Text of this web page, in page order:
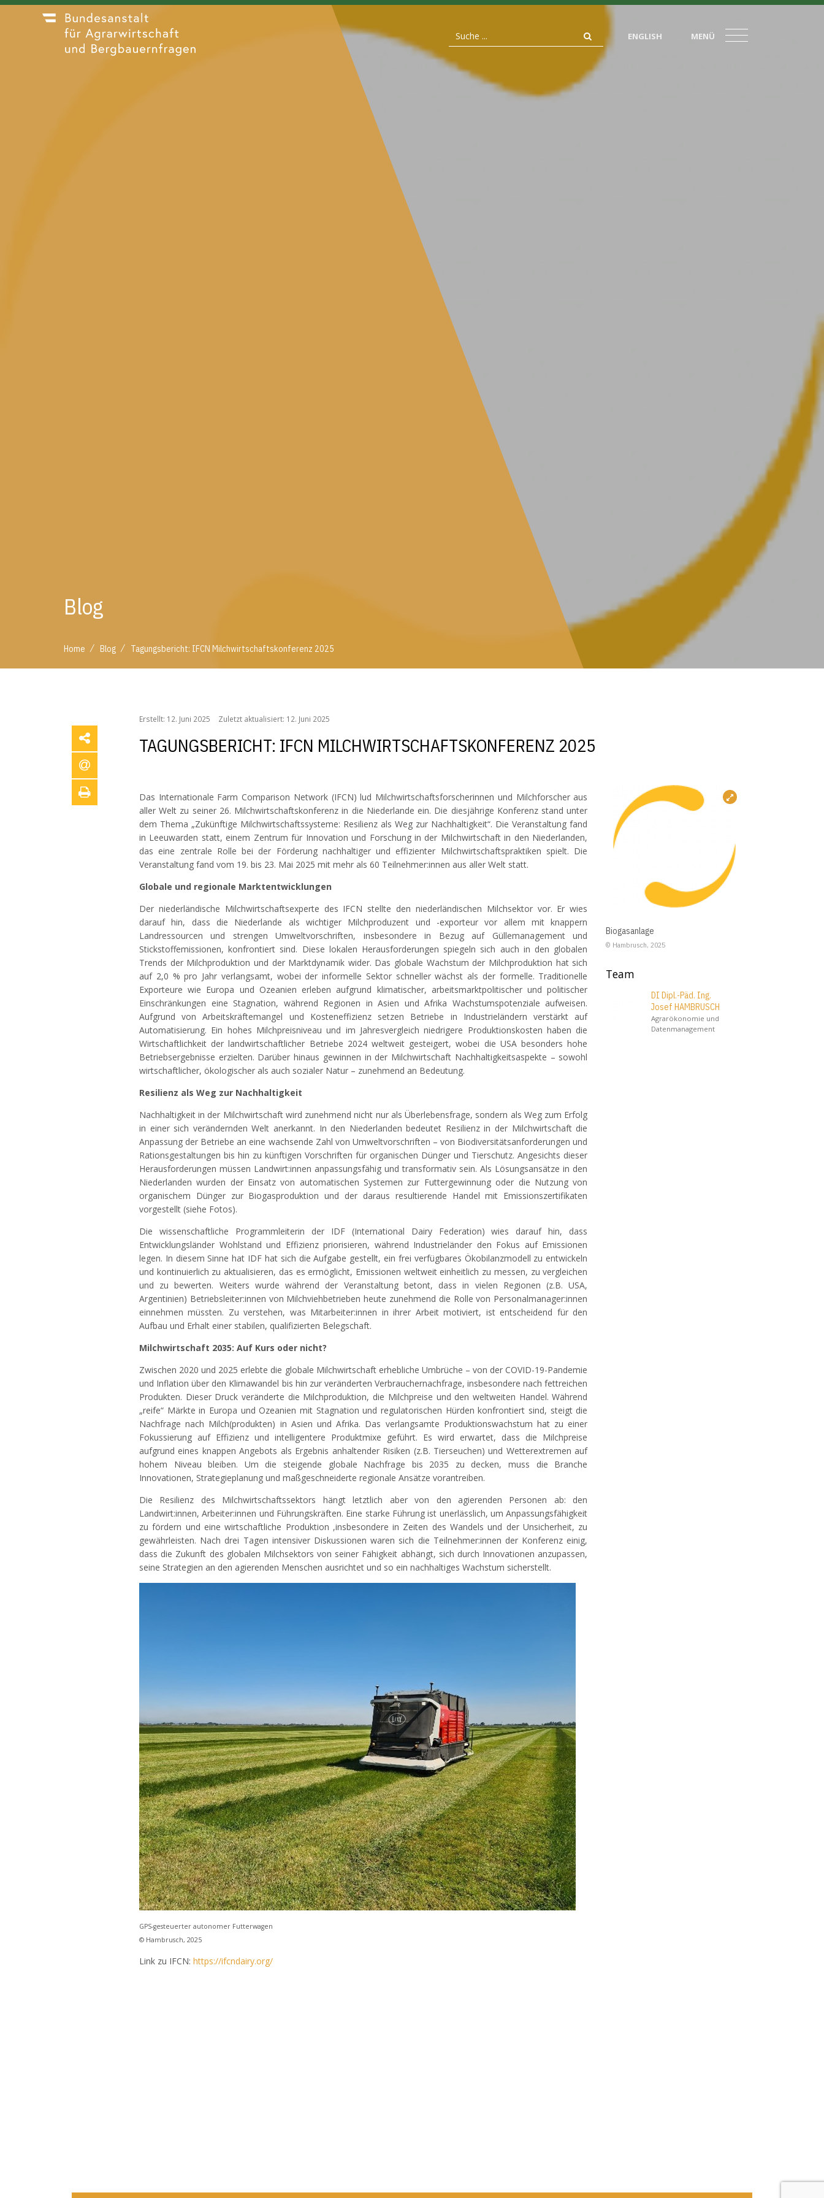
ENGLISH MENÜ
Blog
Home / Blog / Tagungsbericht: IFCN Milchwirtschaftskonferenz 2025
Erstellt: 12. Juni 2025 Zuletzt aktualisiert: 12. Juni 2025
TAGUNGSBERICHT: IFCN MILCHWIRTSCHAFTSKONFERENZ 2025
Das Internationale Farm Comparison Network (IFCN) lud Milchwirtschaftsforscherinnen und Milchforscher aus
aller Welt zu seiner 26. Milchwirtschaftskonferenz in die Niederlande ein. Die diesjährige Konferenz stand unter
dem Thema „Zukünftige Milchwirtschaftssysteme: Resilienz als Weg zur Nachhaltigkeit“. Die Veranstaltung fand
in Leeuwarden statt, einem Zentrum für Innovation und Forschung in der Milchwirtschaft in den Niederlanden,
das eine zentrale Rolle bei der Förderung nachhaltiger und effizienter Milchwirtschaftspraktiken spielt. Die
Veranstaltung fand vom 19. bis 23. Mai 2025 mit mehr als 60 Teilnehmer:innen aus aller Welt statt.
Globale und regionale Marktentwicklungen
Der niederländische Milchwirtschaftsexperte des IFCN stellte den niederländischen Milchsektor vor. Er wies
darauf hin, dass die Niederlande als wichtiger Milchproduzent und -exporteur vor allem mit knappern
Landressourcen und strengen Umweltvorschriften, insbesondere in Bezug auf Güllemanagement und
Stickstoffemissionen, konfrontiert sind. Diese lokalen Herausforderungen spiegeln sich auch in den globalen
Trends der Milchproduktion und der Marktdynamik wider. Das globale Wachstum der Milchproduktion hat sich
auf 2,0 % pro Jahr verlangsamt, wobei der informelle Sektor schneller wächst als der formelle. Traditionelle
Exporteure wie Europa und Ozeanien erleben aufgrund klimatischer, arbeitsmarktpolitischer und politischer
Einschränkungen eine Stagnation, während Regionen in Asien und Afrika Wachstumspotenziale aufweisen.
Aufgrund von Arbeitskräftemangel und Kosteneffizienz setzen Betriebe in Industrieländern verstärkt auf
Automatisierung. Ein hohes Milchpreisniveau und im Jahresvergleich niedrigere Produktionskosten haben die
Wirtschaftlichkeit der landwirtschaftlicher Betriebe 2024 weltweit gesteigert, wobei die USA besonders hohe
Betriebsergebnisse erzielten. Darüber hinaus gewinnen in der Milchwirtschaft Nachhaltigkeitsaspekte – sowohl
wirtschaftlicher, ökologischer als auch sozialer Natur – zunehmend an Bedeutung.
Resilienz als Weg zur Nachhaltigkeit
Nachhaltigkeit in der Milchwirtschaft wird zunehmend nicht nur als Überlebensfrage, sondern als Weg zum Erfolg
in einer sich verändernden Welt anerkannt. In den Niederlanden bedeutet Resilienz in der Milchwirtschaft die
Anpassung der Betriebe an eine wachsende Zahl von Umweltvorschriften – von Biodiversitätsanforderungen und
Rationsgestaltungen bis hin zu künftigen Vorschriften für organischen Dünger und Tierschutz. Angesichts dieser
Herausforderungen müssen Landwirt:innen anpassungsfähig und transformativ sein. Als Lösungsansätze in den
Niederlanden wurden der Einsatz von automatischen Systemen zur Futtergewinnung oder die Nutzung von
organischem Dünger zur Biogasproduktion und der daraus resultierende Handel mit Emissionszertifikaten
vorgestellt (siehe Fotos).
Die wissenschaftliche Programmleiterin der IDF (International Dairy Federation) wies darauf hin, dass
Entwicklungsländer Wohlstand und Effizienz priorisieren, während Industrieländer den Fokus auf Emissionen
legen. In diesem Sinne hat IDF hat sich die Aufgabe gestellt, ein frei verfügbares Ökobilanzmodell zu entwickeln
und kontinuierlich zu aktualisieren, das es ermöglicht, Emissionen weltweit einheitlich zu messen, zu vergleichen
und zu bewerten. Weiters wurde während der Veranstaltung betont, dass in vielen Regionen (z.B. USA,
Argentinien) Betriebsleiter:innen von Milchviehbetrieben heute zunehmend die Rolle von Personalmanager:innen
einnehmen müssten. Zu verstehen, was Mitarbeiter:innen in ihrer Arbeit motiviert, ist entscheidend für den
Aufbau und Erhalt einer stabilen, qualifizierten Belegschaft.
Milchwirtschaft 2035: Auf Kurs oder nicht?
Zwischen 2020 und 2025 erlebte die globale Milchwirtschaft erhebliche Umbrüche – von der COVID-19-Pandemie
und Inflation über den Klimawandel bis hin zur veränderten Verbrauchernachfrage, insbesondere nach fettreichen
Produkten. Dieser Druck veränderte die Milchproduktion, die Milchpreise und den weltweiten Handel. Während
„reife“ Märkte in Europa und Ozeanien mit Stagnation und regulatorischen Hürden konfrontiert sind, steigt die
Nachfrage nach Milch(produkten) in Asien und Afrika. Das verlangsamte Produktionswachstum hat zu einer
Fokussierung auf Effizienz und intelligentere Produktmixe geführt. Es wird erwartet, dass die Milchpreise
aufgrund eines knappen Angebots als Ergebnis anhaltender Risiken (z.B. Tierseuchen) und Wetterextremen auf
hohem Niveau bleiben. Um die steigende globale Nachfrage bis 2035 zu decken, muss die Branche
Innovationen, Strategieplanung und maßgeschneiderte regionale Ansätze vorantreiben.
Die Resilienz des Milchwirtschaftssektors hängt letztlich aber von den agierenden Personen ab: den
Landwirt:innen, Arbeiter:innen und Führungskräften. Eine starke Führung ist unerlässlich, um Anpassungsfähigkeit
zu fördern und eine wirtschaftliche Produktion ,insbesondere in Zeiten des Wandels und der Unsicherheit, zu
gewährleisten. Nach drei Tagen intensiver Diskussionen waren sich die Teilnehmer:innen der Konferenz einig,
dass die Zukunft des globalen Milchsektors von seiner Fähigkeit abhängt, sich durch Innovationen anzupassen,
seine Strategien an den agierenden Menschen ausrichtet und so ein nachhaltiges Wachstum sicherstellt.
GPS-gesteuerter autonomer Futterwagen
© Hambrusch, 2025
Link zu IFCN: https://ifcndairy.org/
Biogasanlage
© Hambrusch, 2025
Team
DI Dipl.-Päd. Ing.
Josef HAMBRUSCH
Agrarökonomie und
Datenmanagement